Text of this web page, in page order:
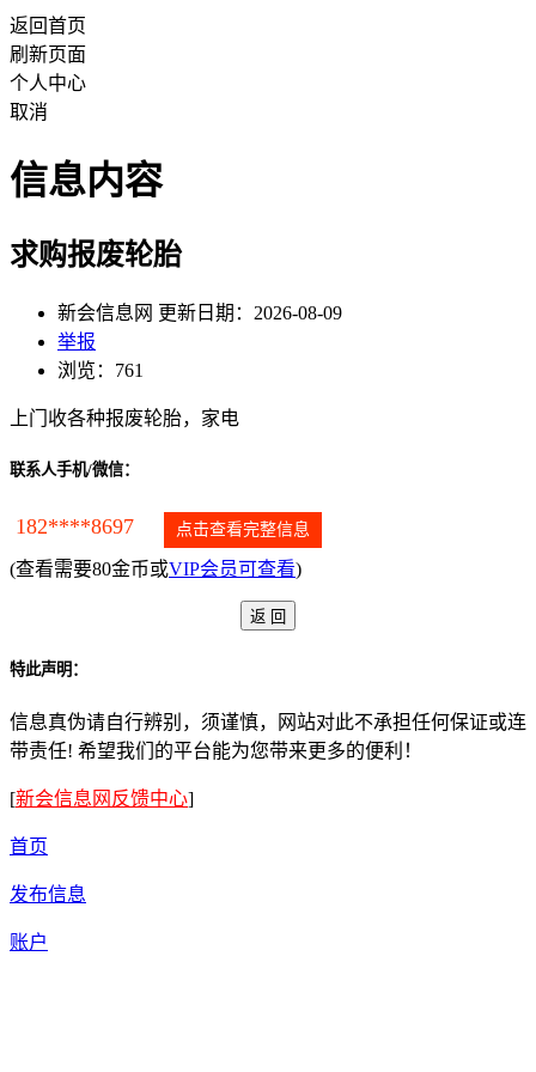
返回首页
刷新页面
个人中心
取消
信息内容
求购报废轮胎
新会信息网 更新日期：2026-08-09
举报
浏览：761
上门收各种报废轮胎，家电
联系人手机/微信：
182****8697 点击查看完整信息
(查看需要80金币或VIP会员可查看)
特此声明：
信息真伪请自行辨别，须谨慎，网站对此不承担任何保证或连
带责任! 希望我们的平台能为您带来更多的便利！
[新会信息网反馈中心]
首页
发布信息
账户